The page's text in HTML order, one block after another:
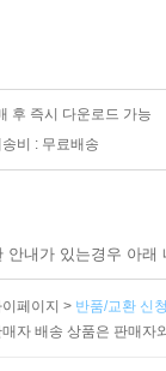
후 즉시 다운로드 가능
비 : 무료배송
내가 있는경우 아
이페이지 > 반품/교환 신
매자 배송 상품은 판매자